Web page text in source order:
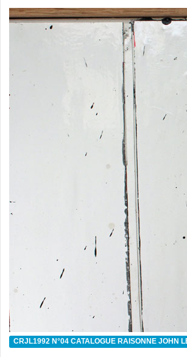
CRJL1992 N°04 CATALOGUE RAISONNE JOHN